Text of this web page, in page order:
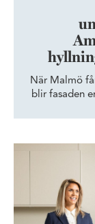
När Malmö
blir fasaden
Ett nytt kontor